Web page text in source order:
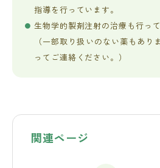
指導を行っています。
生物学的製剤注射の治療も行って
（一部取り扱いのない薬もあり
ってご連絡ください。）
関連ページ